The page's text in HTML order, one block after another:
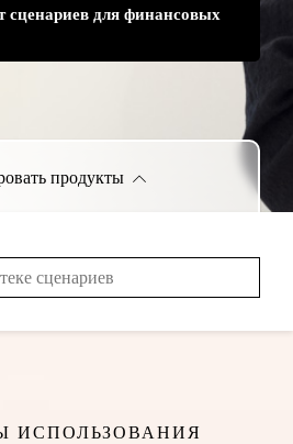
сценариев для финансовых
продукты
ИСПОЛЬЗОВАНИЯ